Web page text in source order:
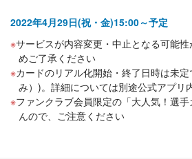
2022年4月29日(祝・金)15:00～予定
サービスが内容変更・中止となる可能
めご了承ください
カードのリアル化開始・終了日時は未
み）)。詳細については別途公式アプリ
ファンクラブ会員限定の「大人気！選
んので、ご注意ください